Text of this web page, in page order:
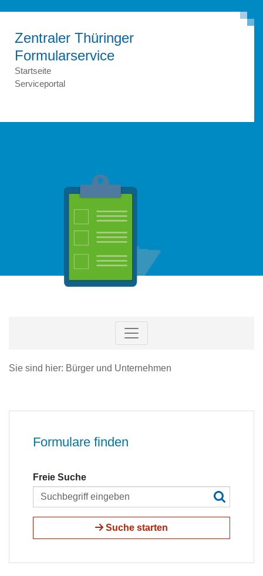
Zentraler Thüringer
Formular­service
Startseite
Serviceportal
Sie sind hier: Bürger und Unternehmen
Formulare finden
Freie Suche
Suche starten